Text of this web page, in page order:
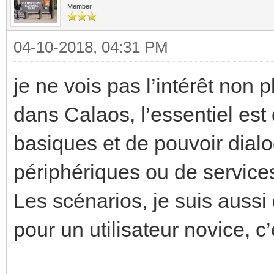
Member
04-10-2018, 04:31 PM
je ne vois pas l’intérêt non
dans Calaos, l’essentiel
basiques et de pouvoir
périphériques ou de
Les scénarios, je suis aussi
pour un utilisateur novice,